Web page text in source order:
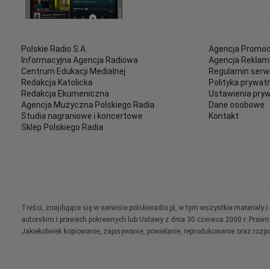
Polskie Radio S.A.
Informacyjna Agencja Radiowa
Centrum Edukacji Medialnej
Redakcja Katolicka
Redakcja Ekumeniczna
Agencja Muzyczna Polskiego Radia
Studia nagraniowe i koncertowe
Sklep Polskiego Radia
Agencja
Agencja
Regulamin
Polityka
Ustawienia
Dane osobowe
Kontakt
Treści, znajdujące się w serwisie polskieradio.pl, w tym wszystkie
autorskim i prawach pokrewnych lub Ustawy z dnia 30 czerwca 2000 r.
Jakiekolwiek kopiowanie, zapisywanie, powielanie, reprodukowanie oraz